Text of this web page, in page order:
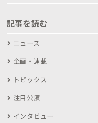
記事を読む
ニュース
企画・連載
トピックス
注目公演
インタビュー